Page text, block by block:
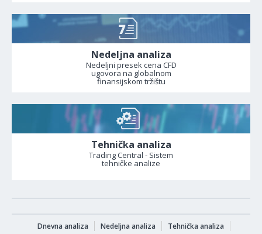
Nedeljna analiza
Nedeljni presek cena CFD
ugovora na globalnom
finansijskom tržištu
Tehnička analiza
Trading Central - Sistem
tehničke analize
Dnevna analiza Nedeljna analiza Tehnička analiza